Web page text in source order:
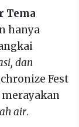
Tema
hanya
dan
Fest
air.